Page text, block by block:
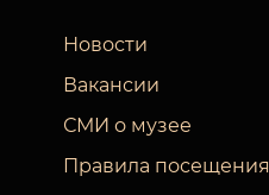
Новости
Вакансии
СМИ о музее
Правила посещения